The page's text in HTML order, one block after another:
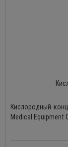
Кислородный
Medical